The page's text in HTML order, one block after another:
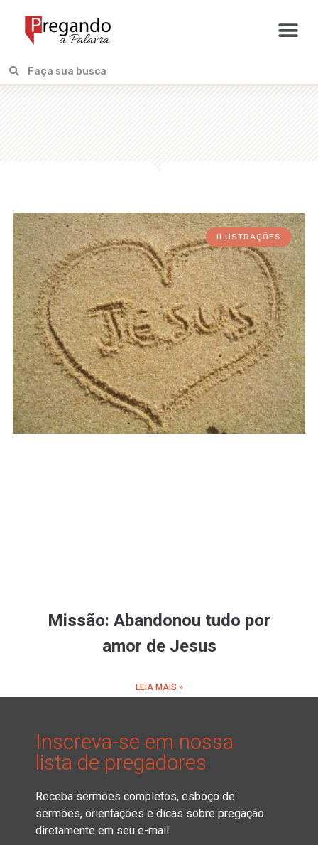
ILUSTRAÇÕES
Missão: Abandonou tudo por
amor de Jesus
LEIA MAIS »
Inscreva-se em nossa
lista de pregadores
Receba sermões completos, esboço de
sermões, orientações e dicas sobre pregação
diretamente em seu e-mail.